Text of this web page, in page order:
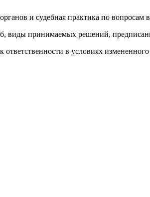
и судебная практика по
виды принимаемых решений,
в условиях измененного